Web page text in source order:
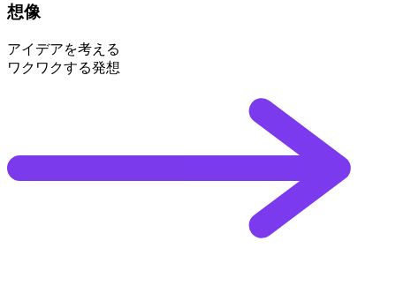
想像
アイデアを考える
ワクワクする発想